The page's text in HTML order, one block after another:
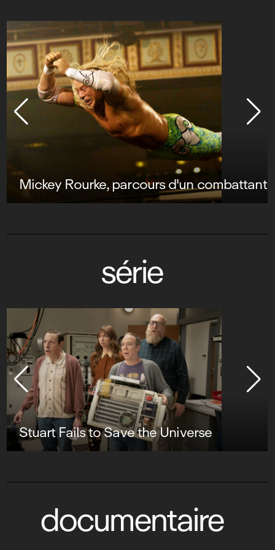
Mickey Rourke, parcours d'un combattant
série
Stuart Fails to Save the Universe
documentaire